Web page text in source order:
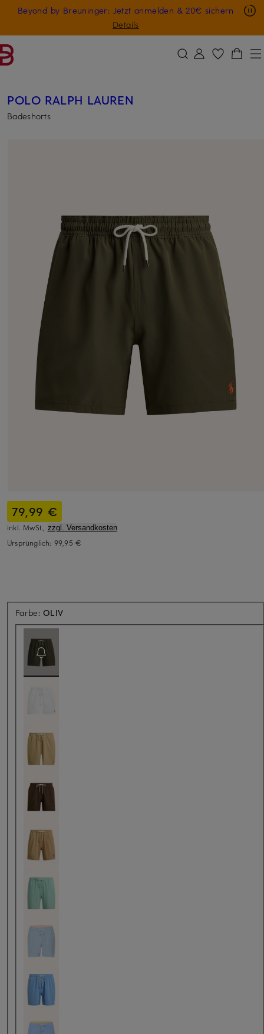
ZUM HAUPTINHALT ÜBERSPRINGEN
Beyond by Breuninger: Jetzt anmelden & 20€ sichern
Details
Nur in der App: -10 € auf digitale Geschenkkarten
GESCHENK20
POLO RALPH LAUREN
Badeshorts
79,99 €
inkl. MwSt., zzgl. Versandkosten
Ursprünglich: 99,95 €
Farbe:OLIVAktuell nicht verfügbar